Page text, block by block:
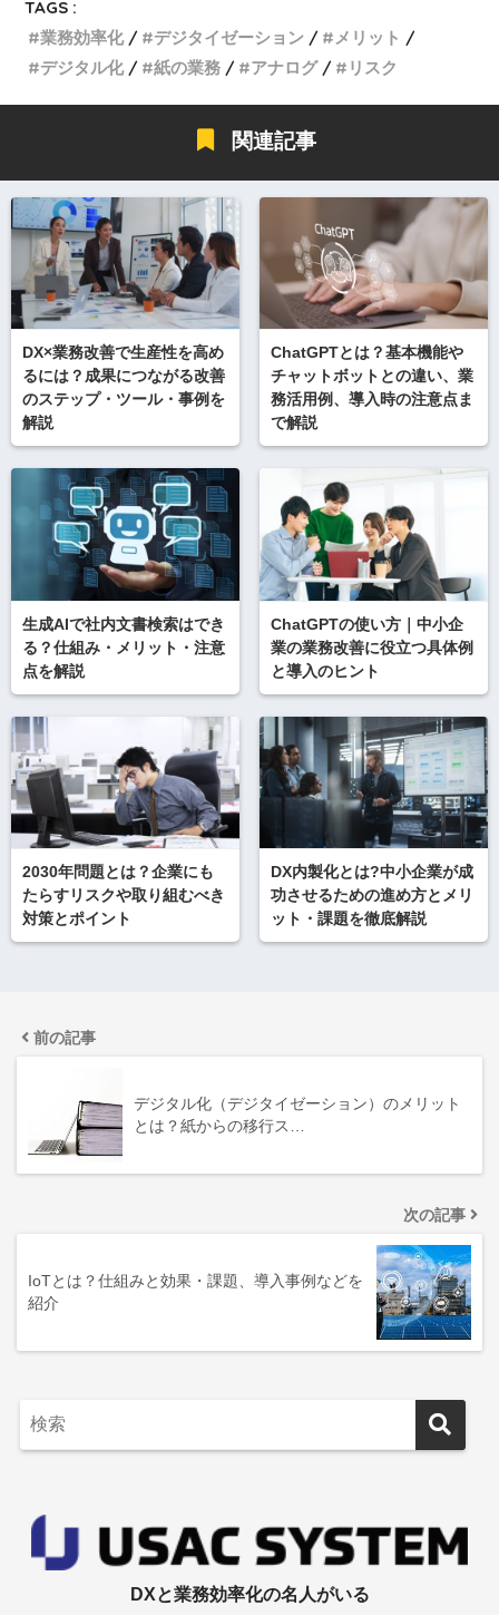
TAGS :
業務効率化
デジタイゼーション
メリット
デジタル化
紙の業務 アナログ リスク
関連記事
DX×業務改善で生産性を高め
るには？成果につながる改善
のステップ・ツール・事例を
解説
ChatGPTとは？基本機能や
チャットボットとの違い、業
務活用例、導入時の注意点ま
で解説
生成AIで社内文書検索はでき
る？仕組み・メリット・注意
点を解説
ChatGPTの使い方｜中小企
業の業務改善に役立つ具体例
と導入のヒント
2030年問題とは？企業にも
たらすリスクや取り組むべき
対策とポイント
DX内製化とは?中小企業が成
功させるための進め方とメリ
ット・課題を徹底解説
前の記事
デジタル化（デジタイゼーション）のメリット
とは？紙からの移行ス…
次の記事
IoTとは？仕組みと効果・課題、導入事例などを
紹介
DXと業務効率化の名人がいる